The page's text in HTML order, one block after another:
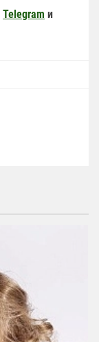
Telegram и